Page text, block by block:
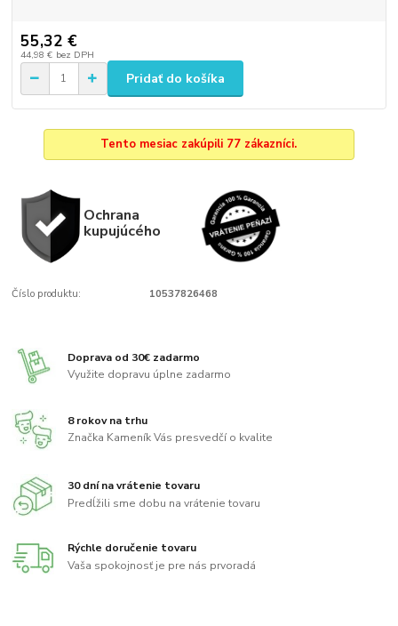
55,32 €
44,98 € bez DPH
Pridať do košíka
Tento mesiac zakúpili 77 zákazníci.
Ochrana
kupujúcého
Číslo produktu: 10537826468
Doprava od 30€ zadarmo
Využite dopravu úplne zadarmo
8 rokov na trhu
Značka Kameník Vás presvedčí o kvalite
30 dní na vrátenie tovaru
Predĺžili sme dobu na vrátenie tovaru
Rýchle doručenie tovaru
Vaša spokojnosť je pre nás prvoradá